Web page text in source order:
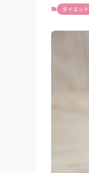
ダイエット